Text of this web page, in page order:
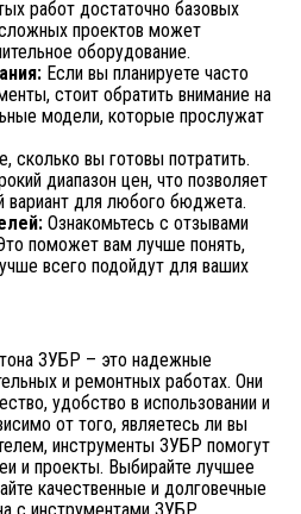
работ достаточно базовых
проектов может
оборудование.
Если вы планируете часто
стоит обратить внимание на
модели, которые прослужат
сколько вы готовы потратить.
диапазон цен, что позволяет
вариант для любого бюджета.
Ознакомьтесь с отзывами
поможет вам лучше понять,
всего подойдут для ваших
ЗУБР – это надежные
и ремонтных работах. Они
удобство в использовании и
от того, являетесь ли вы
инструменты ЗУБР помогут
и проекты. Выбирайте лучшее
качественные и долговечные